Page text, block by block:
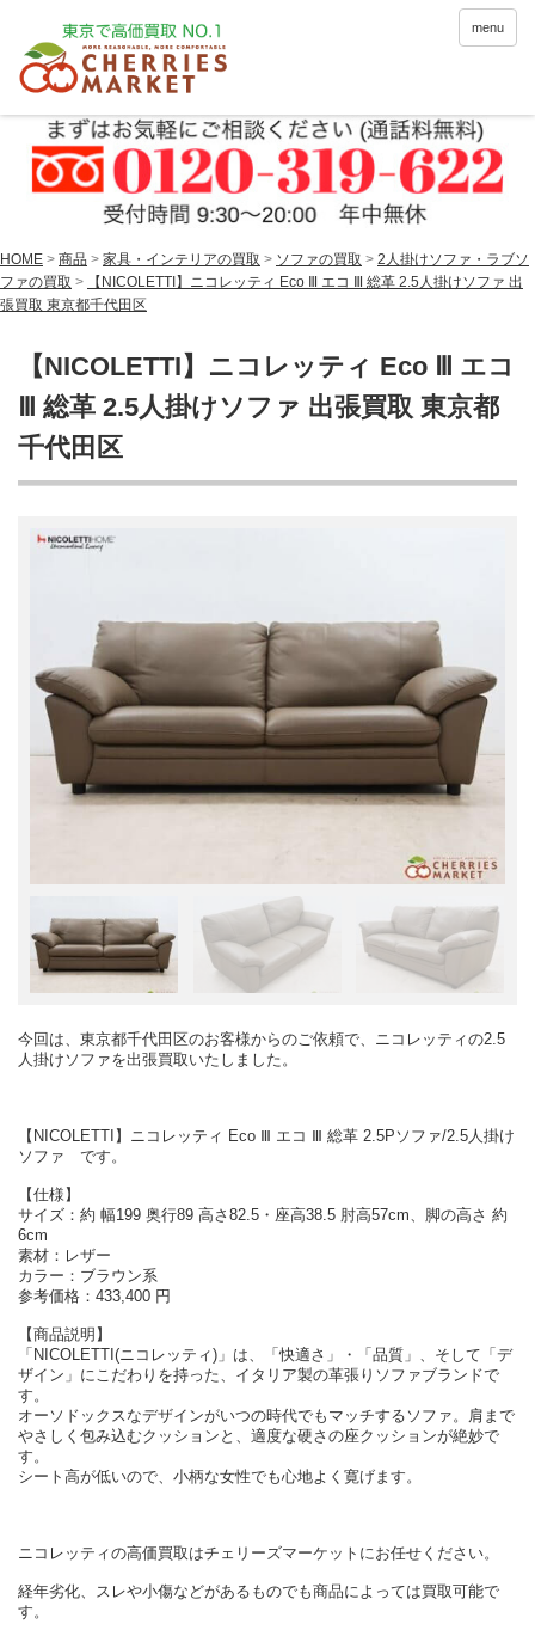
menu
HOME > 商品 > 家具・インテリアの買取 > ソファの買取 > 2人掛けソファ・ラブソ
ファの買取 >
【NICOLETTI】ニコレッティ Eco Ⅲ エコ Ⅲ 総革 2.5人掛けソファ 出
張買取 東京都千代田区
【NICOLETTI】ニコレッティ Eco Ⅲ エコ
Ⅲ 総革 2.5人掛けソファ 出張買取 東京都
千代田区
今回は、東京都千代田区のお客様からのご依頼で、ニコレッティの2.5
人掛けソファを出張買取いたしました。
【NICOLETTI】ニコレッティ Eco Ⅲ エコ Ⅲ 総革 2.5Pソファ/2.5人掛け
ソファ です。
【仕様】
サイズ：約 幅199 奥行89 高さ82.5・座高38.5 肘高57cm、脚の高さ 約
6cm
素材：レザー
カラー：ブラウン系
参考価格：433,400 円
【商品説明】
「NICOLETTI(ニコレッティ)」は、「快適さ」・「品質」、そして「デ
ザイン」にこだわりを持った、イタリア製の革張りソファブランドで
す。
オーソドックスなデザインがいつの時代でもマッチするソファ。肩まで
やさしく包み込むクッションと、適度な硬さの座クッションが絶妙で
す。
シート高が低いので、小柄な女性でも心地よく寛げます。
ニコレッティの高価買取はチェリーズマーケットにお任せください。
経年劣化、スレや小傷などがあるものでも商品によっては買取可能で
す。